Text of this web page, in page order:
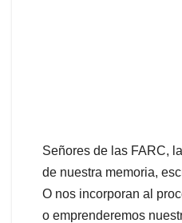
Señores de las FARC,
de nuestra memoria,
O nos incorporan al
o emprenderemos